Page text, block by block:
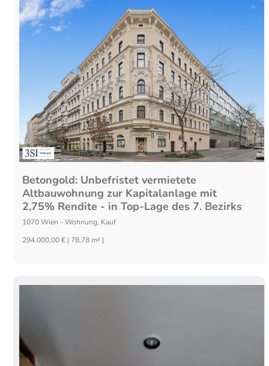
Betongold: Unbefristet vermietete
Altbauwohnung zur Kapitalanlage mit
2,75% Rendite - in Top-Lage des 7. Bezirks
1070 Wien -Wohnung, Kauf
294.000,00 € | 78,78 m² |